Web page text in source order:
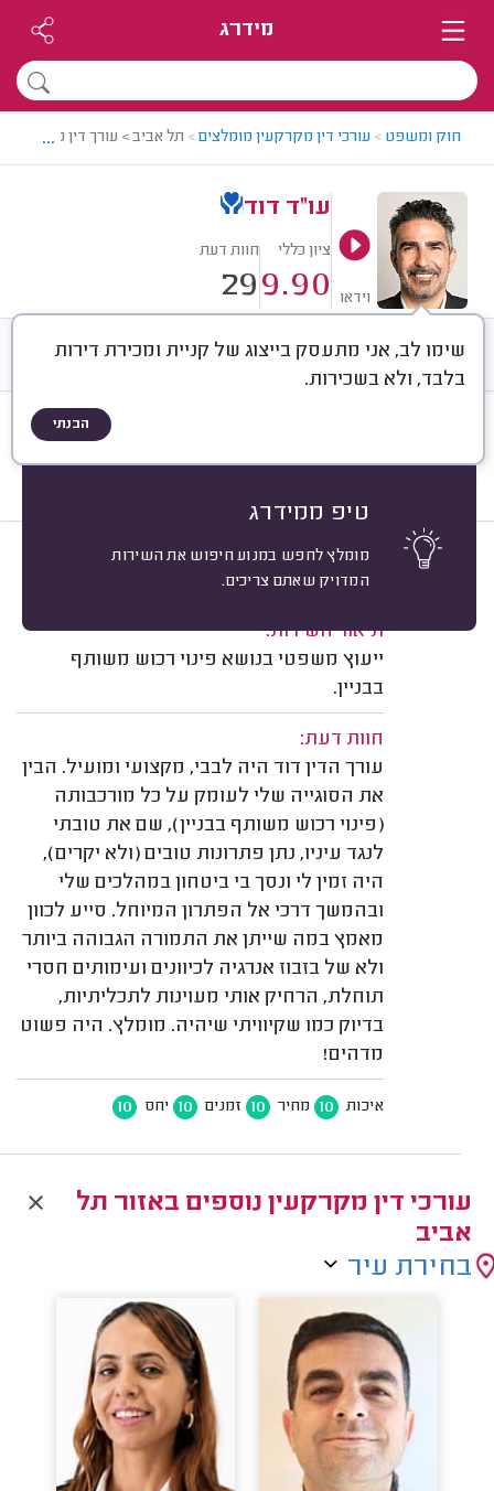
מידרג
חוק ומשפט > עורכי דין מקרקעין מומלצים> תל אביב > עורך דין ...
וידאו
עו"ד דוד
ציון כללי
9.90
חוות דעת
29
שימו לב, אני מתעסק בייצוג של קניית ומכירת דירות
בלבד, ולא בשכירות.
הבנתי
טיפ ממידרג
מומלץ לחפש במנוע חיפוש את השירות
המדויק שאתם צריכים.
חוות דעת ממוצע רישוי ותעודות
יפעת פ. תל אביב.
משוב: 19/12/2025
תיאור השירות:
ייעוץ משפטי בנושא פינוי רכוש משותף
בבניין.
חוות דעת:
עורך הדין דוד היה לבבי, מקצועי ומועיל. הבין
את הסוגייה שלי לעומק על כל מורכבותה
(פינוי רכוש משותף בבניין), שם את טובתי
לנגד עיניו, נתן פתרונות טובים (ולא יקרים),
היה זמין לי ונסך בי ביטחון במהלכים שלי
ובהמשך דרכי אל הפתרון המיוחל. סייע לכוון
מאמץ במה שייתן את התמורה הגבוהה ביותר
ולא של בזבוז אנרגיה לכיוונים ועימותים חסרי
תוחלת, הרחיק אותי מעוינות לתכליתיות,
בדיוק כמו שקיוויתי שיהיה. מומלץ. היה פשוט
מדהים!
איכות 10 מחיר 10 זמנים 10 יחס 10
10
עורכי דין מקרקעין נוספים באזור תל
אביב
בחירת עיר